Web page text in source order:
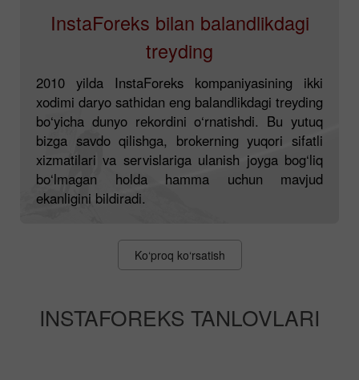
InstaForeks bilan balandlikdagi
treyding
2010 yilda InstaForeks kompaniyasining ikki
xodimi daryo sathidan eng balandlikdagi treyding
bo‘yicha dunyo rekordini o‘rnatishdi. Bu yutuq
bizga savdo qilishga, brokerning yuqori sifatli
xizmatilari va servislariga ulanish joyga bog‘liq
bo‘lmagan holda hamma uchun mavjud
ekanligini bildiradi.
Ko‘proq ko‘rsatish
INSTAFOREKS TANLOVLARI